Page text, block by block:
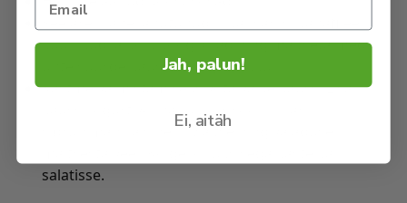
kuubikud ja kõik köögiviljad ning maitsetaimed
ühte suurde kaussi ja sega kokku.
Kastme valmistamiseks võta väike kauss. Lisa
kaussi jogurt või hapukoor, sool, pipar,
sidrunimahl ja sinep. Maitse ning vajadusel
salatisse.
Jah, palun!
Ei, aitäh